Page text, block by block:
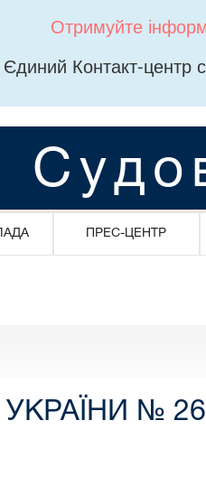
Отримуйте
Єдиний Контакт-центр
ПРЕС-ЦЕНТР
№